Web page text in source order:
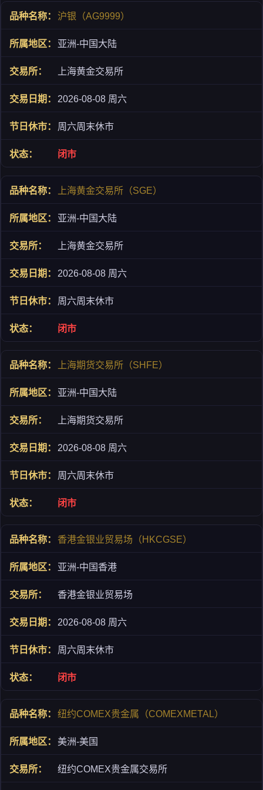
沪银（AG9999）
亚洲-中国大陆
上海黄金交易所
2026-08-08 周六
周六周末休市
闭市
上海黄金交易所（SGE）
亚洲-中国大陆
上海黄金交易所
2026-08-08 周六
周六周末休市
闭市
上海期货交易所（SHFE）
亚洲-中国大陆
上海期货交易所
2026-08-08 周六
周六周末休市
闭市
香港金银业贸易场（HKCGSE）
亚洲-中国香港
香港金银业贸易场
2026-08-08 周六
周六周末休市
闭市
纽约COMEX贵金属（COMEXMETAL）
美洲-美国
纽约COMEX贵金属交易所